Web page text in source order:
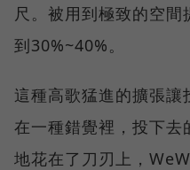
尺。被用到極致的空
到30%~40%。
這種高歌猛進的擴張
在一種錯覺裡，投下去
地花在了刀刃上，